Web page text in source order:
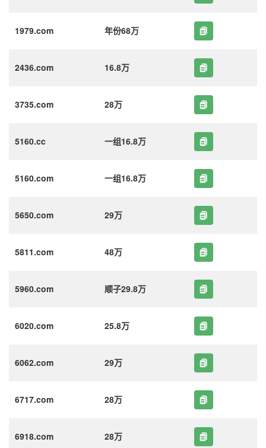
1979.com 年份68万
2436.com 16.8万
3735.com 28万
5160.cc 一组16.8万
5160.com 一组16.8万
5650.com 29万
5811.com 48万
5960.com 顺子29.8万
6020.com 25.8万
6062.com 29万
6717.com 28万
6918.com 28万